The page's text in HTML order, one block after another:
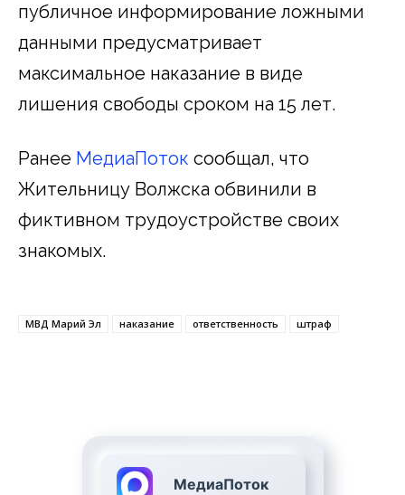
публичное информирование ложными
данными предусматривает
максимальное наказание в виде
лишения свободы сроком на 15 лет.
Ранее МедиаПоток сообщал, что
Жительницу Волжска обвинили в
фиктивном трудоустройстве своих
знакомых.
МВД Марий Эл наказание ответственность штраф
МедиаПоток